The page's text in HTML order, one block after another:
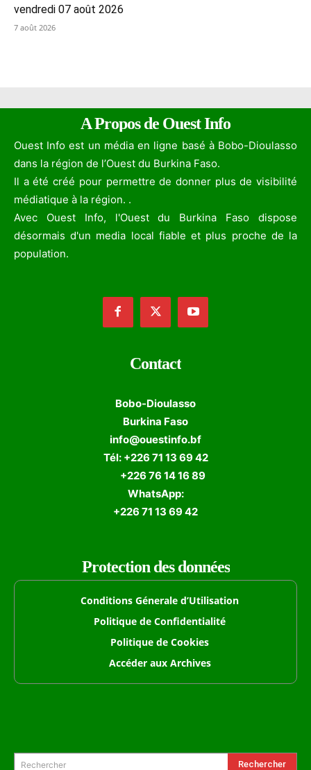
vendredi 07 août 2026
7 août 2026
A Propos de Ouest Info
Ouest Info est un média en ligne basé à Bobo-Dioulasso
dans la région de l’Ouest du Burkina Faso.
Il a été créé pour permettre de donner plus de visibilité
médiatique à la région. .
Avec Ouest Info, l'Ouest du Burkina Faso dispose
désormais d'un media local fiable et plus proche de la
population.
Contact
Bobo-Dioulasso
Burkina Faso
info@ouestinfo.bf
Tél: +226 71 13 69 42
+226 76 14 16 89
WhatsApp:
+226 71 13 69 42
Protection des données
Conditions Génerale d’Utilisation
Politique de Confidentialité
Politique de Cookies
Accéder aux Archives
Rechercher Rechercher